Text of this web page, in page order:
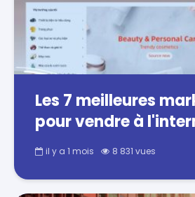
Les 7 meilleures
pour vendre à
il y a 1 mois 8 831 vues